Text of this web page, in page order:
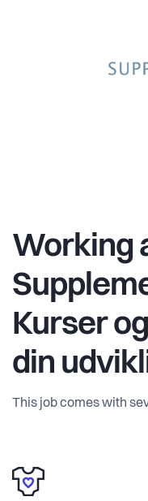
Working
Kurser
din
This job comes with